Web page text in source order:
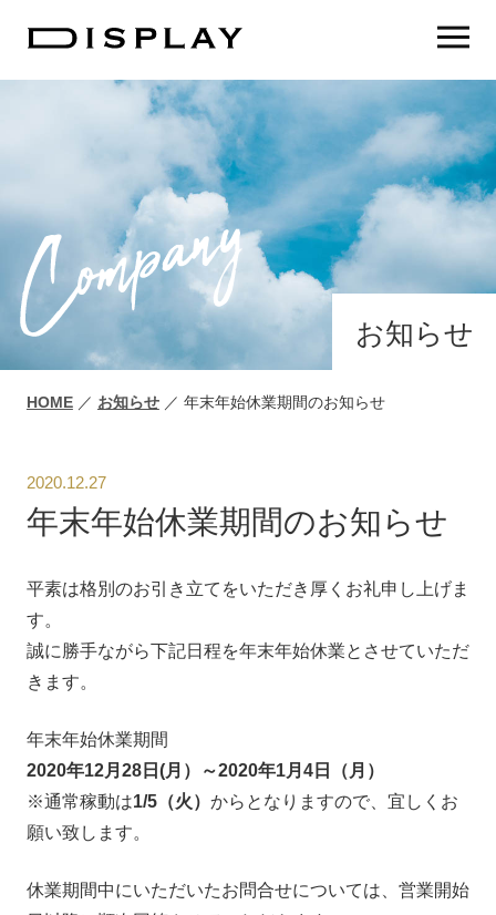
制作事例
お問い合わせ
お知らせ
HOME／ お知らせ／ 年末年始休業期間のお知らせ
2020.12.27
年末年始休業期間のお知らせ
平素は格別のお引き立てをいただき厚くお礼申し上げま
す。
誠に勝手ながら下記日程を年末年始休業とさせていただ
きます。
年末年始休業期間
2020年12月28日(月）～2020年1月4日（月）
※通常稼動は1/5（火） からとなりますので、宜しくお
願い致します。
休業期間中にいただいたお問合せについては、営業開始